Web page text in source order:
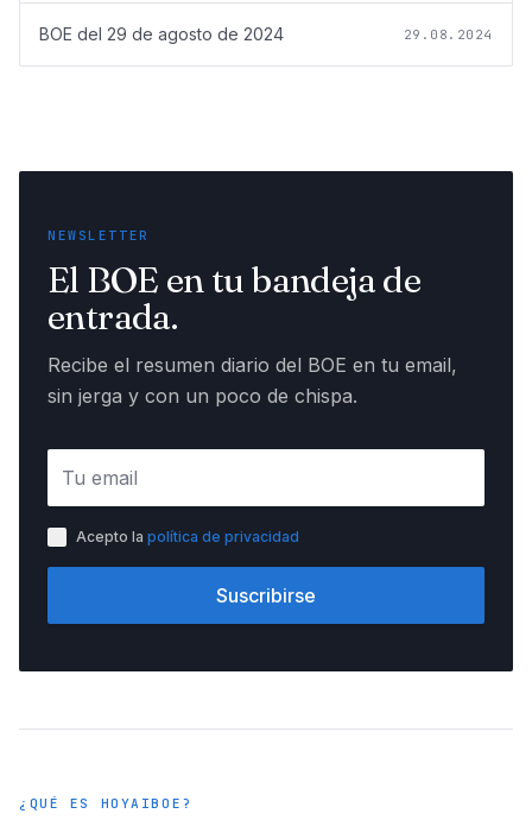
BOE del 29 de agosto de 2024 29.08.2024
NEWSLETTER
El BOE en tu bandeja de
entrada.
Recibe el resumen diario del BOE en tu email,
sin jerga y con un poco de chispa.
Acepto la política de privacidad
Suscribirse
¿QUÉ ES HOYAIBOE?